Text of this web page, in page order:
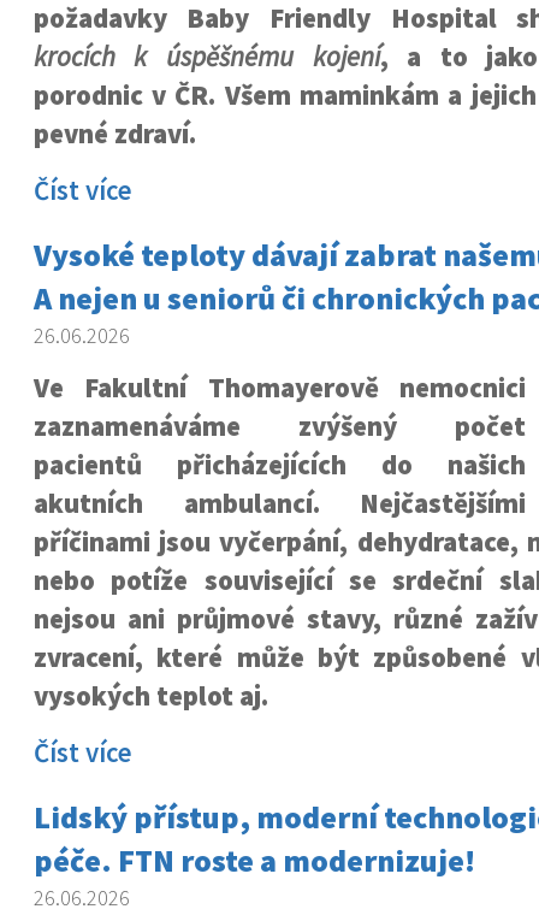
požadavky Baby Friendly Hospital
krocích k úspěšnému kojení, a to
porodnic v ČR. Všem maminkám a
pevné zdraví.
Číst více
Vysoké teploty dávají zabrat
A nejen u seniorů či chronických
26.06.2026
Ve Fakultní Thomayerově nemocnici
zaznamenáváme zvýšený počet
pacientů přicházejících do našich
akutních ambulancí. Nejčastějšími
příčinami jsou vyčerpání, dehydratace,
nebo potíže související se srdeční
nejsou ani průjmové stavy, různé
zvracení, které může být způsobené
vysokých teplot aj.
Číst více
Lidský přístup, moderní
péče. FTN roste a modernizuje!
26.06.2026